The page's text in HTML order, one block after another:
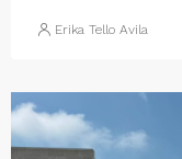
Erika Tello Avila